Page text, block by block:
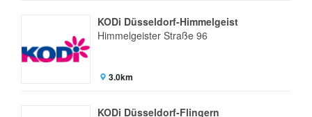
KODi Düsseldorf-Himmelgeist
Himmelgeister Straße 96
3.0km
KODi Düsseldorf-Flingern